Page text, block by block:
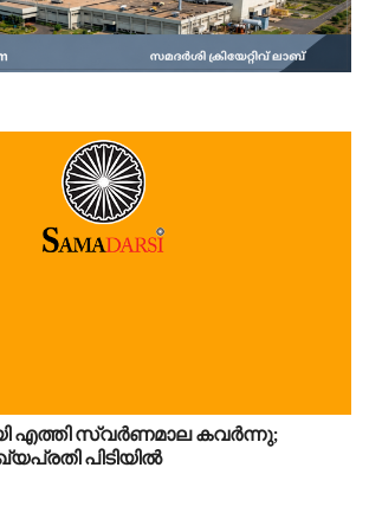
എത്തി സ്വർണമാല കവർന്നു;
പിടിയിൽ